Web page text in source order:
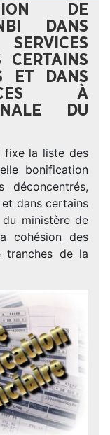
DE
DANS
CERTAINS
ET DANS
À
DU
fixe la liste des
bonification
déconcentrés,
dans certains
ministère de
cohésion des
de la